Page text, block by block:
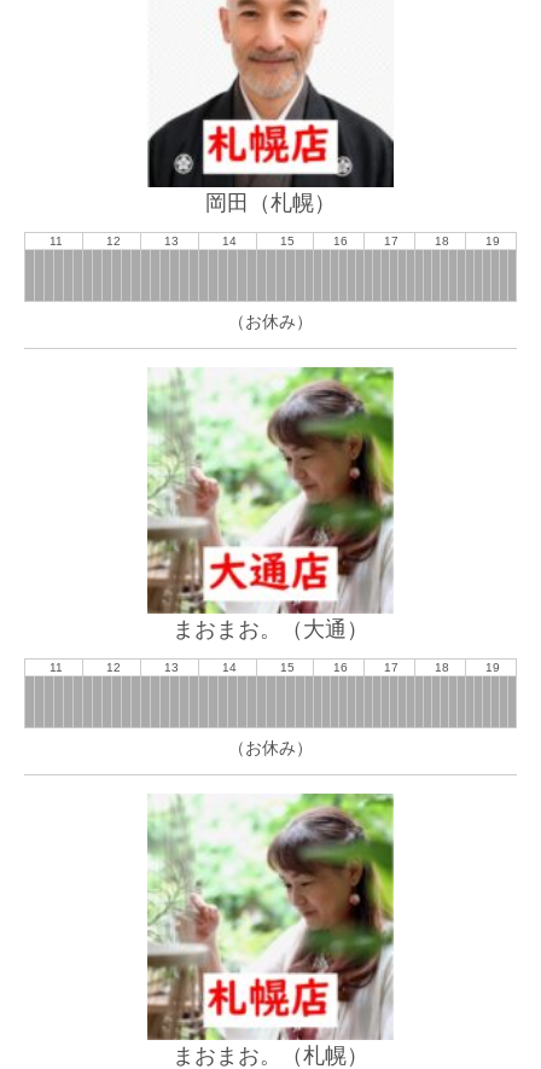
岡田（札幌）
11 12 13 14 15 16 17 18 19
（お休み）
まおまお。（大通）
11 12 13 14 15 16 17 18 19
（お休み）
まおまお。（札幌）